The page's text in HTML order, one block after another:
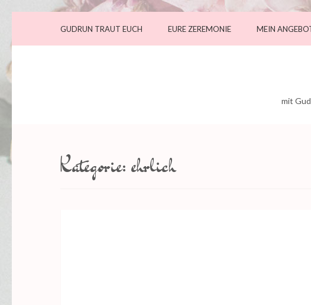
GUDRUN TRAUT EUCH EURE ZEREMONIE MEIN
mit
Kategorie:ehrlich